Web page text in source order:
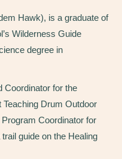
Hawk), is a graduate of
Wilderness Guide
degree in
Coordinator for the
Drum Outdoor
Coordinator for
guide on the Healing